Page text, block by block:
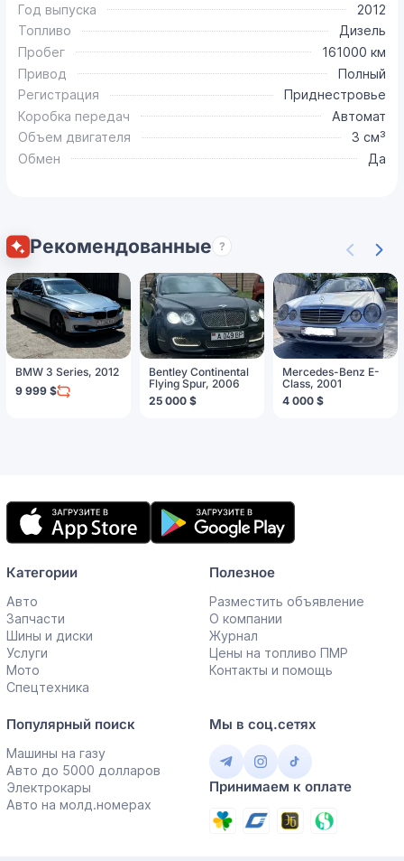
Год выпуска
2012
Топливо
Дизель
Пробег
161000 км
Привод
Полный
Регистрация
Приднестровье
Коробка передач
Автомат
Объем двигателя
3 см³
Обмен
Да
Рекомендованные ?
BMW 3 Series, 2012
9 999 $
Bentley Continental
Flying Spur, 2006
25 000 $
Mercedes-Benz E-
Class, 2001
4 000 $
Мобильное
приложение
Категории
Авто
Запчасти
Шины и диски
Услуги
Мото
Спецтехника
Полезное
Разместить объявление
О компании
Журнал
Цены на топливо ПМР
Контакты и помощь
Популярный поиск
Машины на газу
Авто до 5000 долларов
Электрокары
Авто на молд.номерах
Мы в соц.сетях
Принимаем к оплате